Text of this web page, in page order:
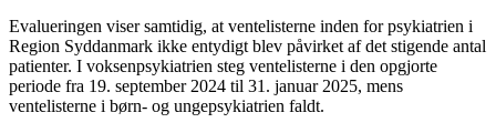
Evalueringen viser samtidig, at ventelisterne inden for psykiatrien i
Region Syddanmark ikke entydigt blev påvirket af det stigende antal
patienter. I voksenpsykiatrien steg ventelisterne i den opgjorte
periode fra 19. september 2024 til 31. januar 2025, mens
ventelisterne i børn- og ungepsykiatrien faldt.